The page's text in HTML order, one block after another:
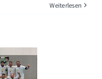
Weiterlesen